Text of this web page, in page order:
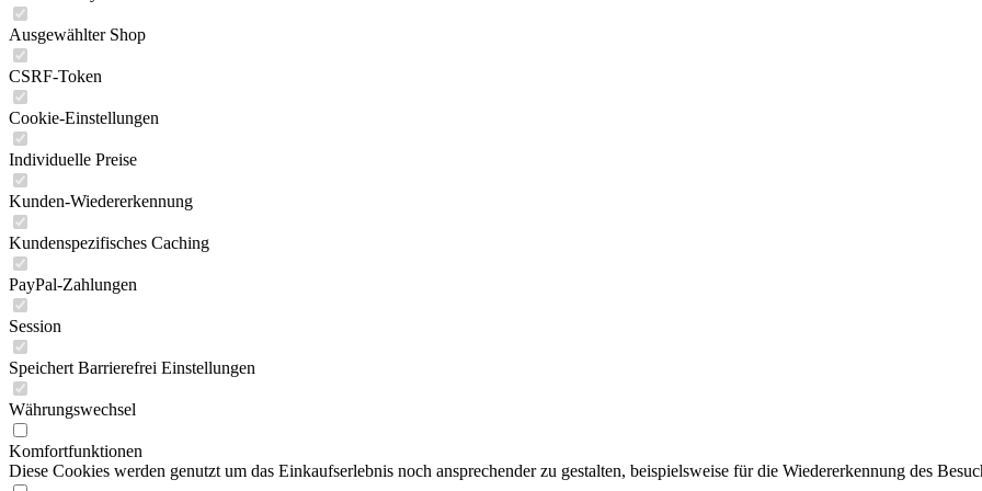
Ausgewählter Shop
CSRF-Token
Cookie-Einstellungen
Individuelle Preise
Kunden-Wiedererkennung
Kundenspezifisches Caching
PayPal-Zahlungen
Session
Speichert Barrierefrei Einstellungen
Währungswechsel
Komfortfunktionen
Diese Cookies werden genutzt um das Einkaufserlebnis noch ansprechender zu gestalten, beispielsweise für die Wiedererkennung des